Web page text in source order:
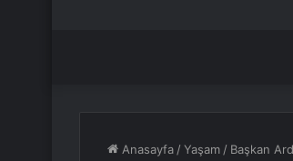
Anasayfa /Yaşam / Başkan